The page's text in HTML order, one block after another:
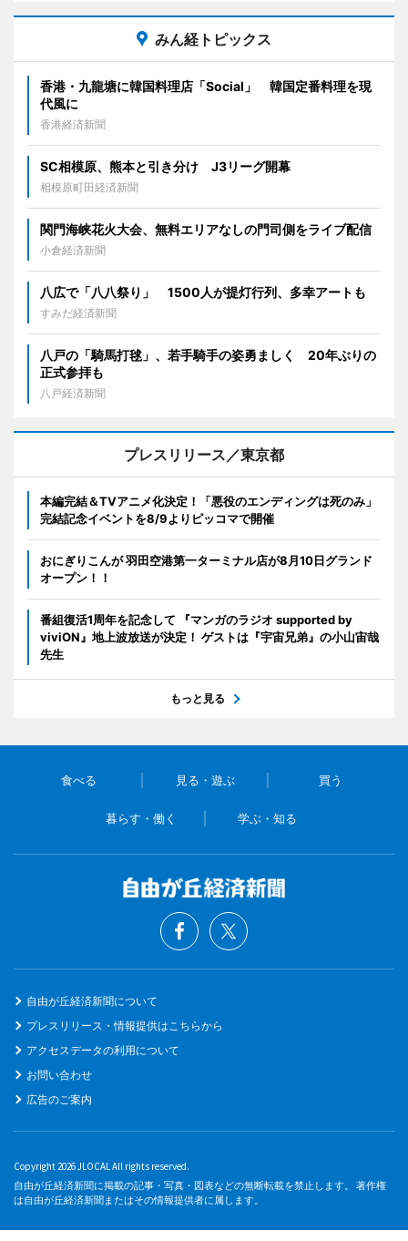
みん経トピックス
香港・九龍塘に韓国料理店「Social」 韓国定番料理を現
代風に
香港経済新聞
SC相模原、熊本と引き分け J3リーグ開幕
相模原町田経済新聞
関門海峡花火大会、無料エリアなしの門司側をライブ配信
小倉経済新聞
八広で「八八祭り」 1500人が提灯行列、多幸アートも
すみだ経済新聞
八戸の「騎馬打毬」、若手騎手の姿勇ましく 20年ぶりの
正式参拝も
八戸経済新聞
プレスリリース／東京都
本編完結＆TVアニメ化決定！「悪役のエンディングは死のみ」
完結記念イベントを8/9よりピッコマで開催
おにぎりこんが 羽田空港第一ターミナル店が8月10日グランド
オープン！！
番組復活1周年を記念して 『マンガのラジオ supported by
viviON』地上波放送が決定！ ゲストは『宇宙兄弟』の小山宙哉
先生
もっと見る
食べる 見る・遊ぶ 買う
暮らす・働く 学ぶ・知る
自由が丘経済新聞について
プレスリリース・情報提供はこちらから
アクセスデータの利用について
お問い合わせ
広告のご案内
Copyright 2026 JLOCAL All rights reserved.
自由が丘経済新聞に掲載の記事・写真・図表などの無断転載を禁止します。 著作権
は自由が丘経済新聞またはその情報提供者に属します。